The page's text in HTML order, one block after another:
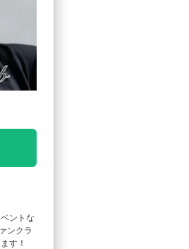
ントな
ンクラ
す！